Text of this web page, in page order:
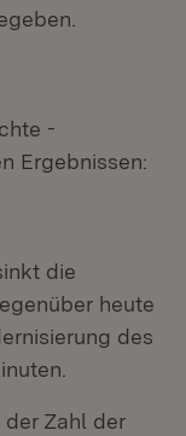
-
Ergebnissen:
die
heute
des
Zahl der